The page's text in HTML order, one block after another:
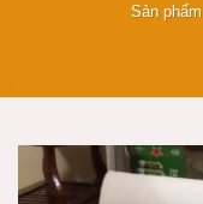
Sản phẩm